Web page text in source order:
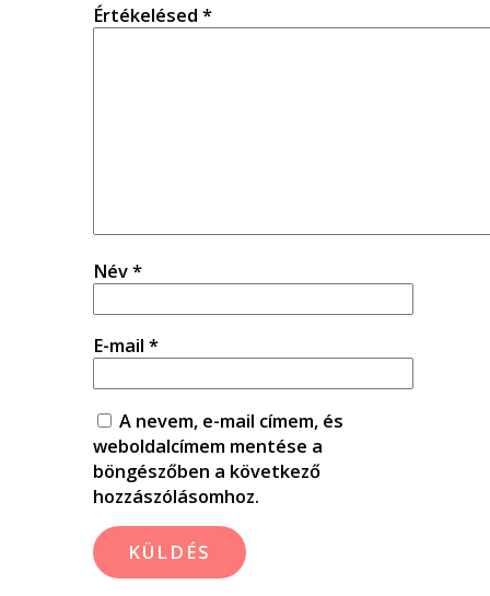
Értékelésed *
Név*
E-mail *
A nevem, e-mail címem, és
weboldalcímem mentése a
böngészőben a következő
hozzászólásomhoz.